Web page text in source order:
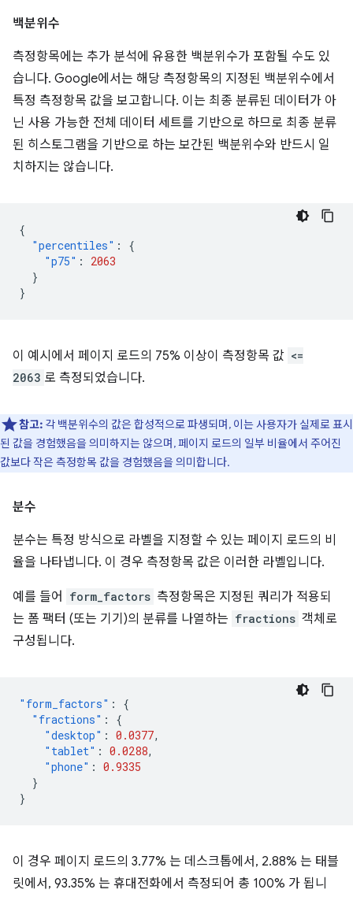
백분위수
측정항목에는 추가 분석에 유용한 백분위수가 포함될 수도 있
습니다. Google에서는 해당 측정항목의 지정된 백분위수에서
특정 측정항목 값을 보고합니다. 이는 최종 분류된 데이터가 아
닌 사용 가능한 전체 데이터 세트를 기반으로 하므로 최종 분류
된 히스토그램을 기반으로 하는 보간된 백분위수와 반드시 일
치하지는 않습니다.
{
"percentiles" :
{
"p75" :
2063
}
}
이 예시에서 페이지 로드의 75% 이상이 측정항목 값 <=
2063 로 측정되었습니다.
참고: 각 백분위수의 값은 합성적으로 파생되며, 이는 사용자가 실제로 표시
된 값을 경험했음을 의미하지는 않으며, 페이지 로드의 일부 비율에서 주어진
값보다 작은 측정항목 값을 경험했음을 의미합니다.
분수
분수는 특정 방식으로 라벨을 지정할 수 있는 페이지 로드의 비
율을 나타냅니다. 이 경우 측정항목 값은 이러한 라벨입니다.
예를 들어 form_factors 측정항목은 지정된 쿼리가 적용되
는 폼 팩터 (또는 기기)의 분류를 나열하는 fractions 객체로
구성됩니다.
"form_factors" :
{
"fractions" :
{
"desktop" : 0.0377,
"tablet" : 0.0288,
"phone" : 0.9335
}
}
이 경우 페이지 로드의 3.77% 는 데스크톱에서, 2.88% 는 태블
릿에서, 93.35% 는 휴대전화에서 측정되어 총 100% 가 됩니